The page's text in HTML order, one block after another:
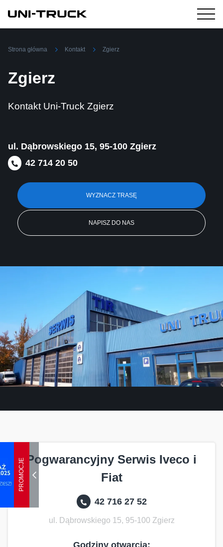
PROMOCJE
Strona główna Kontakt Zgierz
Zgierz
Kontakt Uni-Truck Zgierz
ul. Dąbrowskiego 15, 95-100 Zgierz
42 714 20 50
WYZNACZ TRASĘ
NAPISZ DO NAS
Pogwarancyjny Serwis Iveco i
Fiat
42 716 27 52
ul. Dąbrowskiego 15, 95-100 Zgierz